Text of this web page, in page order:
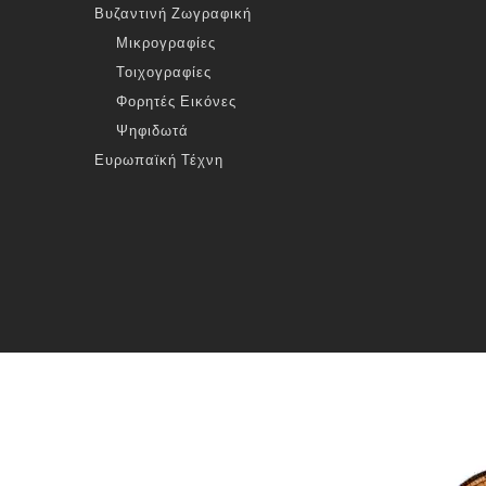
Βυζαντινή Ζωγραφική
Μικρογραφίες
Τοιχογραφίες
Φορητές Εικόνες
Ψηφιδωτά
Ευρωπαϊκή Τέχνη